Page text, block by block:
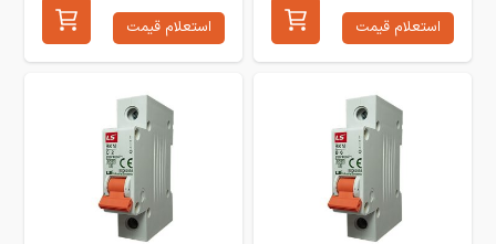
استعلام قیمت استعلام قیمت